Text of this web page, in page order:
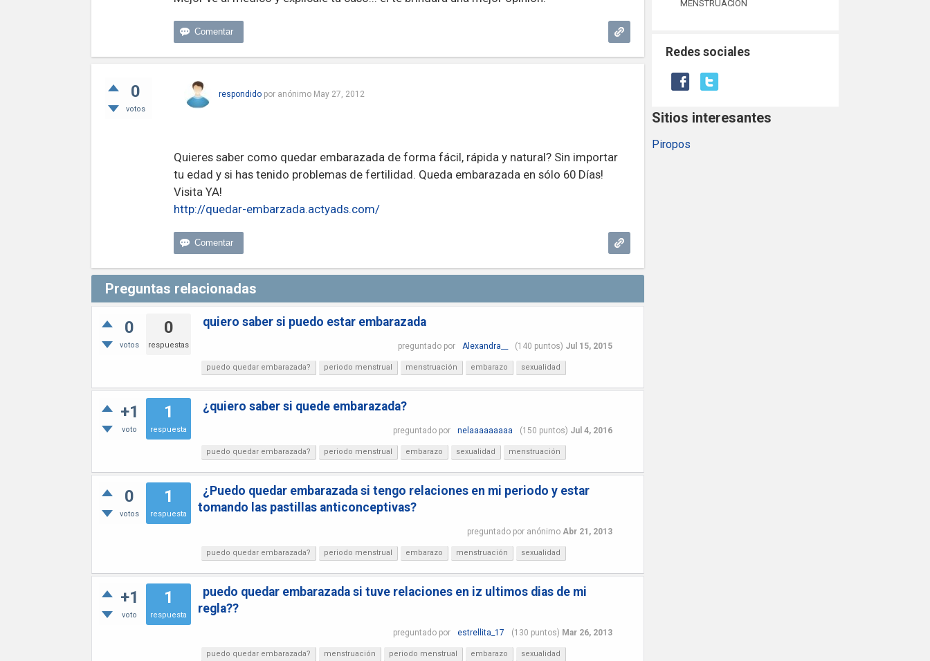
0
votos
respondido por anónimo May 27, 2012
Quieres saber como quedar embarazada de forma fácil, rápida y natural? Sin importar
tu edad y si has tenido problemas de fertilidad. Queda embarazada en sólo 60 Días!
Visita YA!
http://quedar-embarzada.actyads.com/
Preguntas relacionadas
0
votos
0
respuestas
quiero saber si puedo estar embarazada
preguntado por Alexandra__ (140 puntos) Jul 15, 2015
puedo quedar embarazada? periodo menstrual menstruación embarazo sexualidad
+1
voto
1
respuesta
¿quiero saber si quede embarazada?
preguntado por nelaaaaaaaaa (150 puntos) Jul 4, 2016
puedo quedar embarazada? periodo menstrual embarazo sexualidad menstruación
0
votos
1
respuesta
¿Puedo quedar embarazada si tengo relaciones en mi periodo y estar
tomando las pastillas anticonceptivas?
preguntado por anónimo Abr 21, 2013
puedo quedar embarazada? periodo menstrual embarazo menstruación sexualidad
+1
voto
1
respuesta
puedo quedar embarazada si tuve relaciones en iz ultimos dias de mi
regla??
preguntado por estrellita_17 (130 puntos) Mar 26, 2013
puedo quedar embarazada? menstruación periodo menstrual embarazo sexualidad
MENSTRUACION
Redes sociales
Sitios interesantes
Piropos